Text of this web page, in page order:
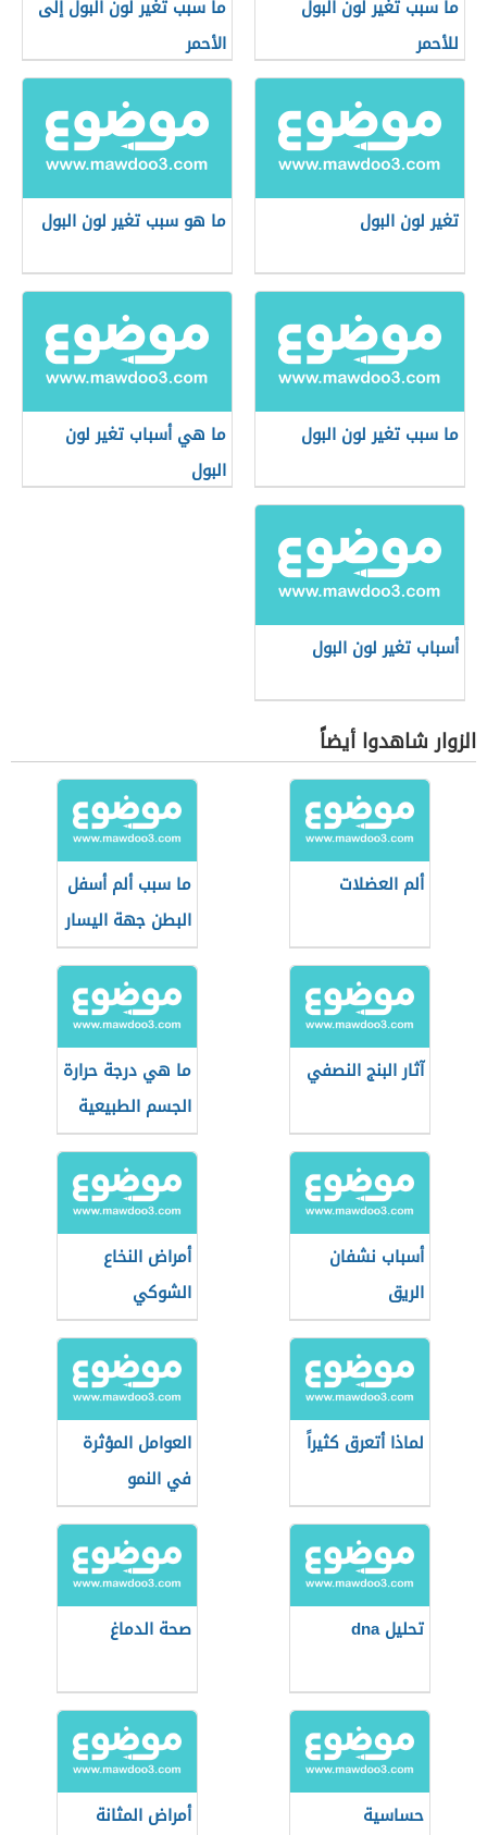
ما سبب تغير لون البول
للأحمر
ما سبب تغير لون البول إلى
الأحمر
تغير لون البول ما هو سبب تغير لون البول
ما سبب تغير لون البول
ما هي أسباب تغير لون
البول
أسباب تغير لون البول
الزوار شاهدوا أيضاً
ألم العضلات
ما سبب ألم أسفل
البطن جهة اليسار
آثار البنج النصفي
ما هي درجة حرارة
الجسم الطبيعية
أسباب نشفان
الريق
أمراض النخاع
الشوكي
لماذا أتعرق كثيراً
العوامل المؤثرة
في النمو
تحليل dna صحة الدماغ
حساسية
أمراض المثانة